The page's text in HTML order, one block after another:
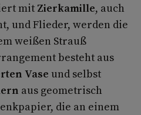
mit Zierkamille, auch
und Flieder, werden die
weißen Strauß
besteht aus
Vase und selbst
aus geometrisch
die an einem